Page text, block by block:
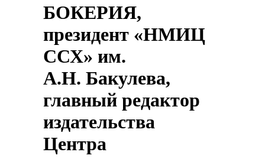
БОКЕРИЯ,
президент «НМИЦ
ССХ» им.
А.Н. Бакулева,
главный редактор
издательства
Центра